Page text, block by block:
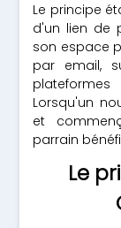
Le principe
d'un lien de
son espace
par email,
Lorsqu'un
et
parrain
Le